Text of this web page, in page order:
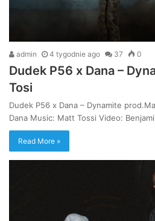
admin 4 tygodnie ago 37 0
Dudek P56 x Dana –
Tosi
Dudek P56 x Dana – Dynamite
Dana Music: Matt Tossi Video:
Read More »